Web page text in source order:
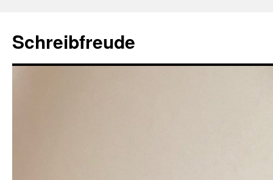
Schreibfreude